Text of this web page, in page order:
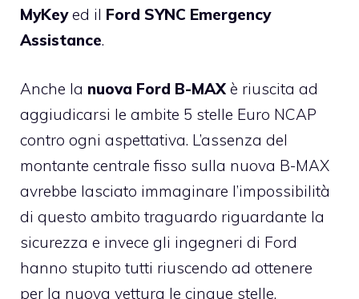
MyKeyed il Ford SYNC Emergency
Assistance.
Anche la nuova Ford B-MAX è riuscita ad
aggiudicarsi le ambite 5 stelle Euro NCAP
contro ogni aspettativa. L’assenza del
montante centrale fisso sulla nuova B-MAX
avrebbe lasciato immaginare l’impossibilità
di questo ambito traguardo riguardante la
sicurezza e invece gli ingegneri di Ford
hanno stupito tutti riuscendo ad ottenere
per la nuova vettura le cinque stelle.